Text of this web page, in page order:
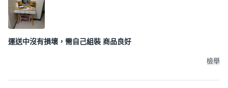
運送中沒有損壞，需自己組裝 商品良好
檢舉